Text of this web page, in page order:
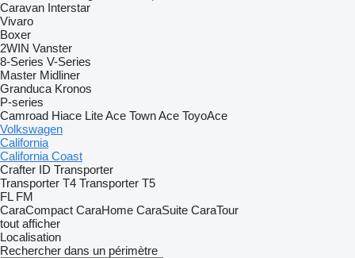
Caravan Interstar
Vivaro
Boxer
2WIN Vanster
8-Series V-Series
Master Midliner
Granduca Kronos
P-series
Camroad Hiace Lite Ace Town Ace ToyoAce
Volkswagen
California
California Coast
Crafter ID Transporter
Transporter T4 Transporter T5
FL FM
CaraCompact CaraHome CaraSuite CaraTour
tout afficher
Localisation
Rechercher dans un périmètre